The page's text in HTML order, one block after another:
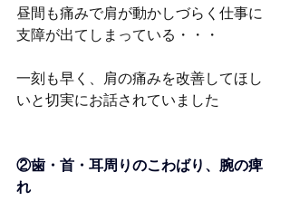
昼間も痛みで肩が動かしづらく仕事に
支障が出てしまっている・・・
一刻も早く、肩の痛みを改善してほし
いと切実にお話されていました
②歯・首・耳周りのこわばり、腕の痺
れ